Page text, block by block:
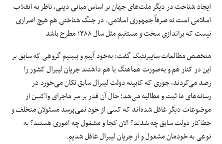
ایجاد شناخت در دیگر ملت‌های جهان بر اساس مبانی دینی، ناظر به انقلاب
اسلامی است نه صرفاً جمهوری اسلامی. در جنگ شناختی هم هیچ اصراری
نیست که براندازی سخت و مستقیم مثل سال ۱۳۸۸ مطرح باشد
متخصص مطالعات سایبرنتیک گفت: به‌خود آییم و ببینیم گروهی که سابق بر
این در کنار هم و به‌صورت هماهنگ با هم داشتند جریان لیبرال کشور را
رصد می‌کردند، جوری که کابینه دولت لیبرال سابق تکان می‌خورد در
رسانه‌های ما ثبت و مطالبه می‌شد؛ حال آن قدر بر سر ماجرای واکسن از
موضوعات دیگر غافل شده‌اند که کسی از خود نمی‌پرسد مسئولان متخلف و
خطاکار دولت سابق چه شدند؟ الان کجا و مشغول چه اموری هستند؟ به
نوعی به خودمان مشغول و از جریان لیبرال غافل شدیم.